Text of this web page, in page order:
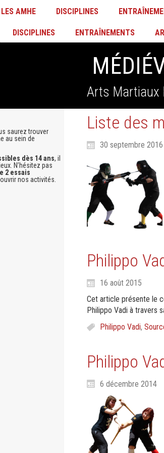
LES AMHE DISCIPLINES
DISCIPLINES ENTRAÎNEMENTS
Arts Martiaux
saurez trouver
au sein de
dès 14 ans, il
N’hésitez pas
2 essais
nos activités.
Liste des
30 septembre 2016
Philippo
16 août 2015
Cet article présente le
Philippo Vadi à travers
Philippo Vadi,
Philippo
6 décembre 2014